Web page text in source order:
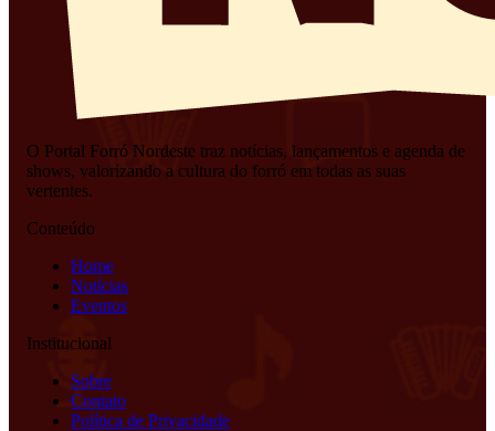
O Portal Forró Nordeste traz notícias, lançamentos e agenda de
shows, valorizando a cultura do forró em todas as suas
vertentes.
Conteúdo
Home
Notícias
Eventos
Institucional
Sobre
Contato
Política de Privacidade